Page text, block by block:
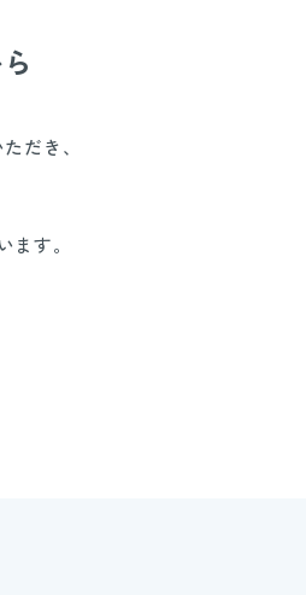
だき、
す。